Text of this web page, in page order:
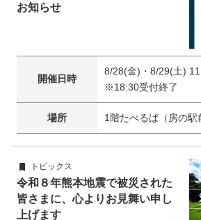
お知らせ
開催日時
8/28(金)・8/29(土)
※18:30受付終了
場所 1階たべるば（房の駅
トピックス
令和８年熊本地震で被災された
皆さまに、心よりお見舞い申し
上げます